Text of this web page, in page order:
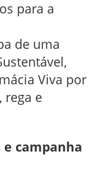
para a
de uma
Viva por
rega e
campanha